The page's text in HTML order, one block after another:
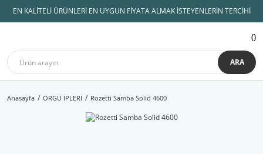
EN KALİTELİ ÜRÜNLERİ EN UYGUN FİYATA ALMAK İSTEYENLERİN TERCİHİ
ARA
Anasayfa ÖRGÜ İPLERİ Rozetti Samba Solid 4600